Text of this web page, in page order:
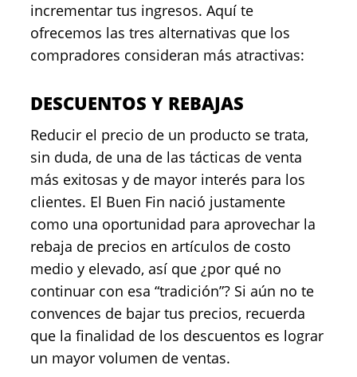
incrementar tus ingresos. Aquí te
ofrecemos las tres alternativas que los
compradores consideran más atractivas:
DESCUENTOS Y REBAJAS
Reducir el precio de un producto se trata,
sin duda, de una de las tácticas de venta
más exitosas y de mayor interés para los
clientes. El Buen Fin nació justamente
como una oportunidad para aprovechar la
rebaja de precios en artículos de costo
medio y elevado, así que ¿por qué no
continuar con esa “tradición”? Si aún no te
convences de bajar tus precios, recuerda
que la finalidad de los descuentos es lograr
un mayor volumen de ventas.